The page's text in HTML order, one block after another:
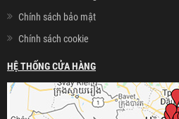
Chính sách bảo mật
Chính sách cookie
HỆ THỐNG CỬA HÀNG